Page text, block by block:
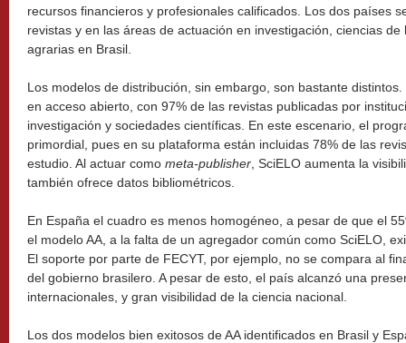
recursos financieros y profesionales calificados. Los dos países
revistas y en las áreas de actuación en investigación, ciencias
agrarias en Brasil.
Los modelos de distribución, sin embargo, son bastante
en acceso abierto, con 97% de las revistas publicadas por
investigación y sociedades científicas. En este escenario, el
primordial, pues en su plataforma están incluidas 78% de las
estudio. Al actuar como meta-publisher , SciELO aumenta la
también ofrece datos bibliométricos.
En España el cuadro es menos homogéneo, a pesar de que el
el modelo AA, a la falta de un agregador común como SciELO,
El soporte por parte de FECYT, por ejemplo, no se compara al
del gobierno brasilero. A pesar de esto, el país alcanzó una
internacionales, y gran visibilidad de la ciencia nacional.
Los dos modelos bien exitosos de AA identificados en Brasil y